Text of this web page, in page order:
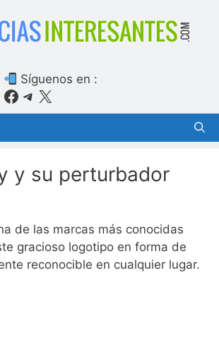
Síguenos en :
Facebook
Telegram
X
y su perturbador
de las marcas más conocidas
gracioso logotipo en forma de
reconocible en cualquier lugar.